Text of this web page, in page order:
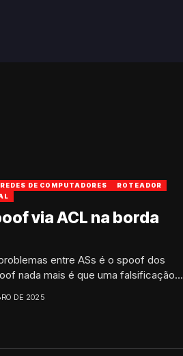
REDES DE COMPUTADORES
ROTEADOR
via ACL na borda
entre ASs é o spoof dos
nada mais é que uma falsificação...
DE 2025